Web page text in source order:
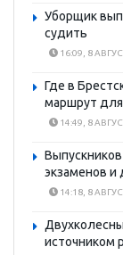
Уборщик
судить
16:09, 8
Где в
маршрут для
14:49, 8
экзаменов
14:18, 8
источником